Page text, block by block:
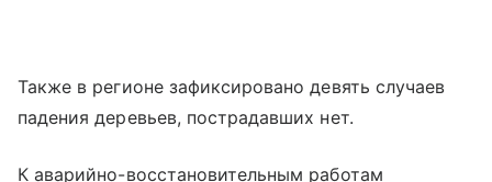
Также в регионе зафиксировано девять случаев
падения деревьев, пострадавших нет.
К аварийно-восстановительным работам